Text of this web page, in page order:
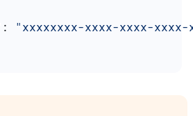
: "xxxxxxxx-xxxx-xxxx-xxxx-